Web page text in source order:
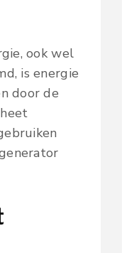
ook wel
is energie
door de